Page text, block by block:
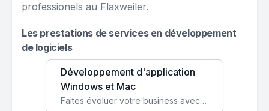
professionels au Flaxweiler.
Les prestations de services en développement
de logiciels
Développement d'application
Windows et Mac
Faites évoluer votre business avec des solutions logicielles personnalisées, parfaitement adaptées à vos besoins spécifiques.